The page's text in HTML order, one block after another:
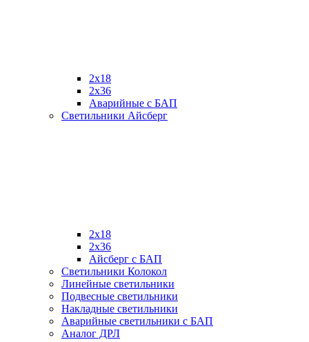
2х18
2x36
Аварийные с БАП
Светильники Айсберг
2х18
2х36
Айсберг с БАП
Светильники Колокол
Линейные светильники
Подвесные светильники
Накладные светильники
Аварийные светильники с БАП
Аналог ДРЛ